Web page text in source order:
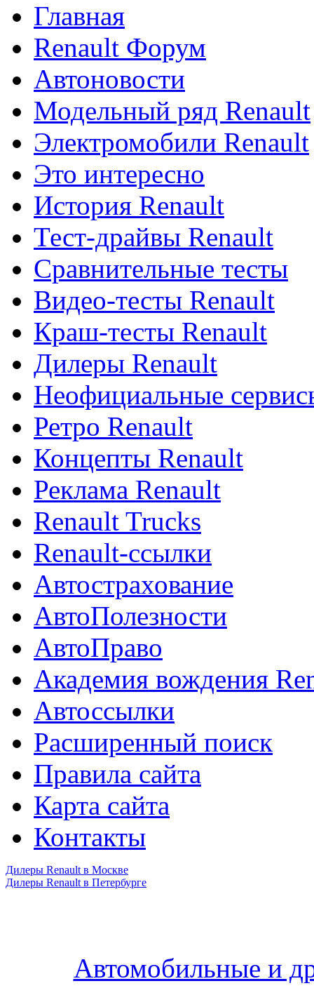
Главная
Renault Форум
Автоновости
Модельный ряд Renault
Электромобили Renault
Это интересно
История Renault
Тест-драйвы Renault
Сравнительные тесты
Видео-тесты Renault
Краш-тесты Renault
Дилеры Renault
Неофициальные
Ретро Renault
Концепты Renault
Реклама Renault
Renault Trucks
Renault-ссылки
Автострахование
АвтоПолезности
АвтоПраво
Академия вождения
Автоссылки
Расширенный поиск
Правила сайта
Карта сайта
Контакты
Дилеры Renault в Москве
Дилеры Renault в Петербурге
Автомобильные и